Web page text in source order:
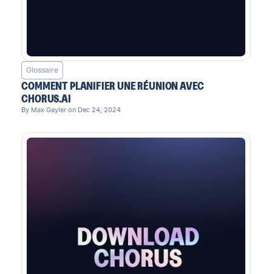
Glossaire
COMMENT PLANIFIER UNE RÉUNION AVEC
CHORUS.AI
By Max Gayler on Dec 24, 2024